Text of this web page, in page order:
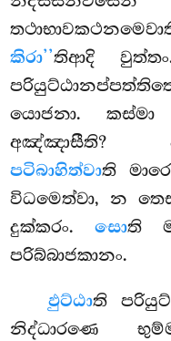
කිරා’’තිආදි
යොජනා.
අඤ්ඤාසීති?
පටිබාහිත්වාති
විධමෙත්වා, න
දුක්කරං.සොති
පරිබ්බාජකානං.
ඵුට්ඨාති
නිද්ධාරණෙ